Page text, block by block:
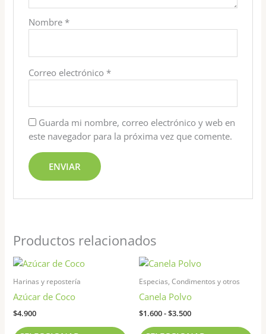
Nombre *
Correo electrónico *
Guarda mi nombre, correo electrónico y web en
este navegador para la próxima vez que comente.
Productos relacionados
Harinas y repostería
Azúcar de Coco
$4.900
Este
producto
múltiples
variantes.
Especias, Condimentos y otros
Canela Polvo
$1.600-$3.500
Rango
precios:
$1.600
hasta